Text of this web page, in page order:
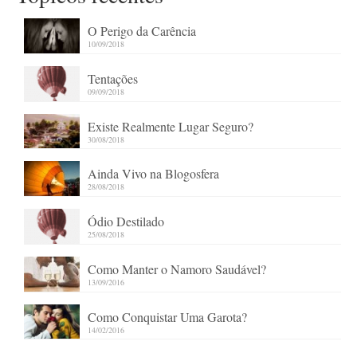
O Perigo da Carência
10/09/2018
Tentações
09/09/2018
Existe Realmente Lugar Seguro?
30/08/2018
Ainda Vivo na Blogosfera
28/08/2018
Ódio Destilado
25/08/2018
Como Manter o Namoro Saudável?
13/09/2016
Como Conquistar Uma Garota?
14/02/2016